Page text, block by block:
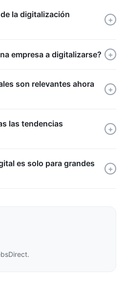
la digitalización
+
empresa a digitalizarse? +
son relevantes ahora
+
las tendencias
+
es solo para grandes
+